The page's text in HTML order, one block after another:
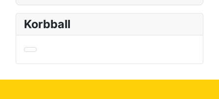
Korbball